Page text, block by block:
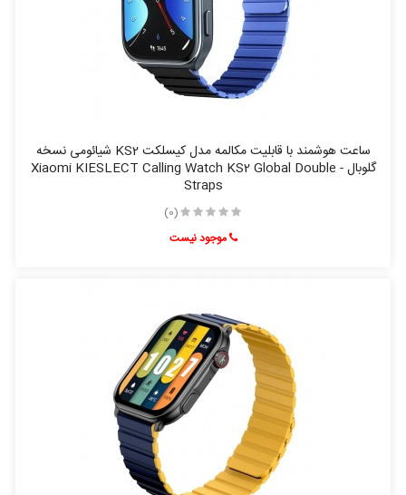
ساعت هوشمند با قابلیت مکالمه مدل کیسلکت KS2 شیائومی نسخه
گلوبال - Xiaomi KIESLECT Calling Watch KS2 Global Double
Straps
(0)
موجود نیست